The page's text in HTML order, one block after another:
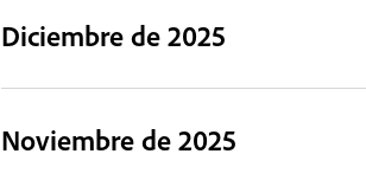
Diciembre de 2025
Noviembre de 2025